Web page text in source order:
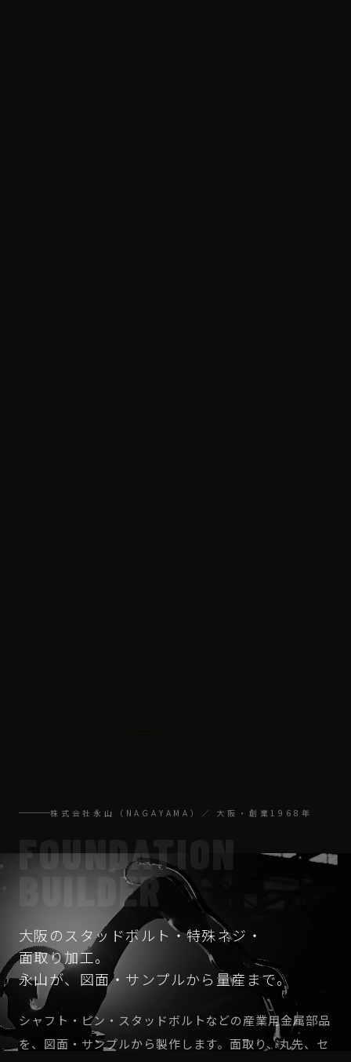
株式会社永山（NAGAYAMA）／ 大阪・創業1968年
FOUNDATION
BUILDER
大阪の ス タッ ドボル ト・特殊ネジ ・
面取り加工。
永山が、 図面・ サ ンプルから 量産 まで。
シャフト・ピン・スタッドボルトなどの産業用金属部品
を、図面・サンプルから製作します。面取り、丸先、セ